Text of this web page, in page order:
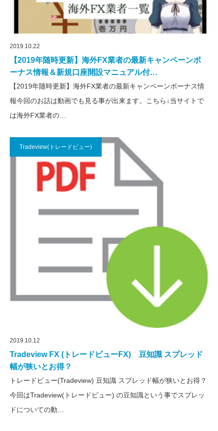
2019.10.22
【2019年随時更新】海外FX業者の最新キャンペーンボ
ーナス情報＆新規口座開設マニュアル付…
【2019年随時更新】海外FX業者の最新キャンペーンボーナス情
報今回のお話は動画でも見る事が出来ます。こちら↓当サイトで
は海外FX業者の…
Tradeview(トレードビュー)
2019.10.12
Tradeview FX (トレードビューFX) 豆知識 スプレッド
幅が狭いとお得？
トレードビュー(Tradeview) 豆知識 スプレッド幅が狭いとお得？
今回はTradeview(トレードビュー) の豆知識という事でスプレッ
ドについての動…